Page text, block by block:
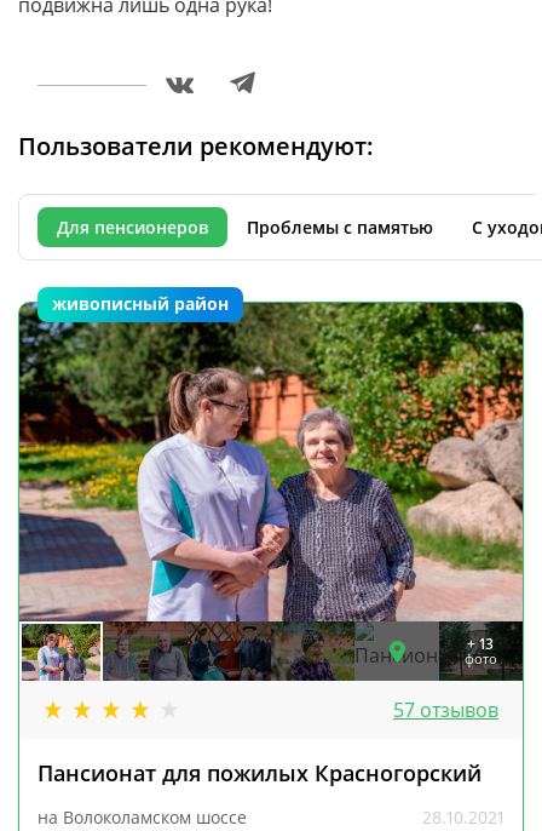
Пользователи рекомендуют:
Для пенсионеров Проблемы с памятью С
живописный район
+ 13
фото
57 отзывов
Пансионат для пожилых Красногорский
на Волоколамском шоссе 28.10.2021